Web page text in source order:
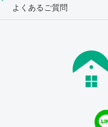
よくあるご質問